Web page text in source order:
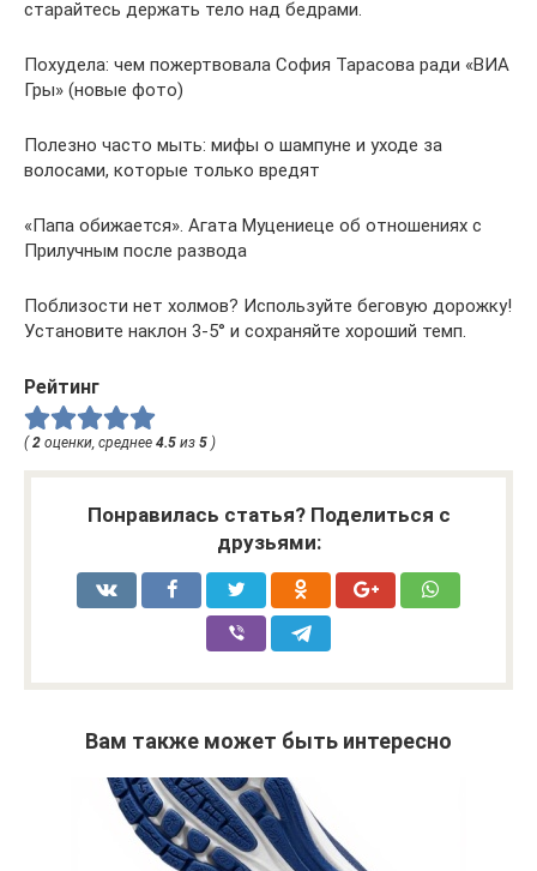
старайтесь держать тело над бедрами.
Похудела: чем пожертвовала София Тарасова ради «ВИА
Гры» (новые фото)
Полезно часто мыть: мифы о шампуне и уходе за
волосами, которые только вредят
«Папа обижается». Агата Муцениеце об отношениях с
Прилучным после развода
Поблизости нет холмов? Используйте беговую дорожку!
Установите наклон 3-5° и сохраняйте хороший темп.
Рейтинг
( 2 оценки, среднее 4.5 из 5 )
Понравилась статья? Поделиться с
друзьями:
Вам также может быть интересно